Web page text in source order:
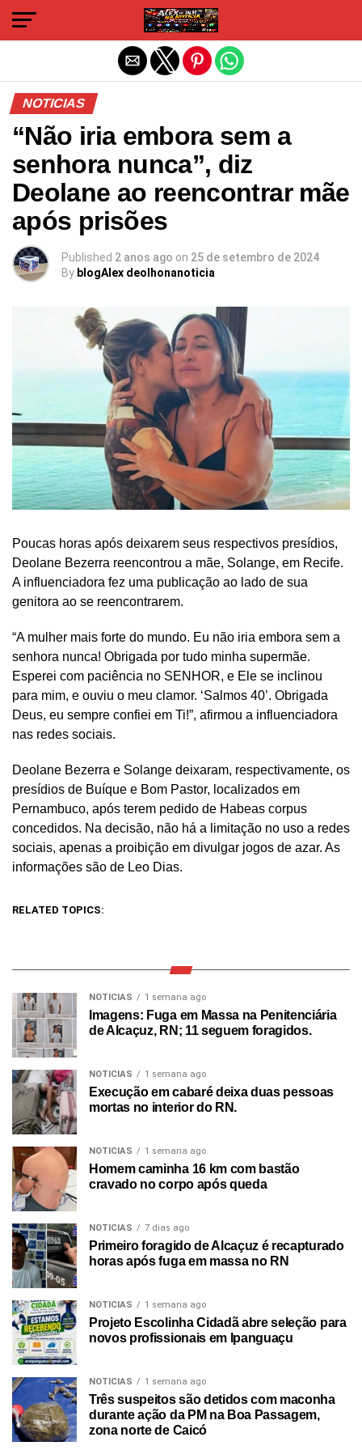
NOTICIAS
“Não iria embora sem a
senhora nunca”, diz
Deolane ao reencontrar mãe
após prisões
Published 2 anos ago on 25 de setembro de 2024
By blogAlex deolhonanoticia
Poucas horas após deixarem seus respectivos presídios,
Deolane Bezerra reencontrou a mãe, Solange, em Recife.
A influenciadora fez uma publicação ao lado de sua
genitora ao se reencontrarem.
“A mulher mais forte do mundo. Eu não iria embora sem a
senhora nunca! Obrigada por tudo minha supermãe.
Esperei com paciência no SENHOR, e Ele se inclinou
para mim, e ouviu o meu clamor. ‘Salmos 40’. Obrigada
Deus, eu sempre confiei em Ti!”, afirmou a influenciadora
nas redes sociais.
Deolane Bezerra e Solange deixaram, respectivamente, os
presídios de Buíque e Bom Pastor, localizados em
Pernambuco, após terem pedido de Habeas corpus
concedidos. Na decisão, não há a limitação no uso a redes
sociais, apenas a proibição em divulgar jogos de azar. As
informações são de Leo Dias.
RELATED TOPICS:
NOTICIAS 1 semana ago
Imagens: Fuga em Massa na Penitenciária
de Alcaçuz, RN; 11 seguem foragidos.
NOTICIAS 1 semana ago
Execução em cabaré deixa duas pessoas
mortas no interior do RN.
NOTICIAS 1 semana ago
Homem caminha 16 km com bastão
cravado no corpo após queda
NOTICIAS 7 dias ago
Primeiro foragido de Alcaçuz é recapturado
horas após fuga em massa no RN
NOTICIAS 1 semana ago
Projeto Escolinha Cidadã abre seleção para
novos profissionais em Ipanguaçu
NOTICIAS 1 semana ago
Três suspeitos são detidos com maconha
durante ação da PM na Boa Passagem,
zona norte de Caicó
Sair da versão mobile